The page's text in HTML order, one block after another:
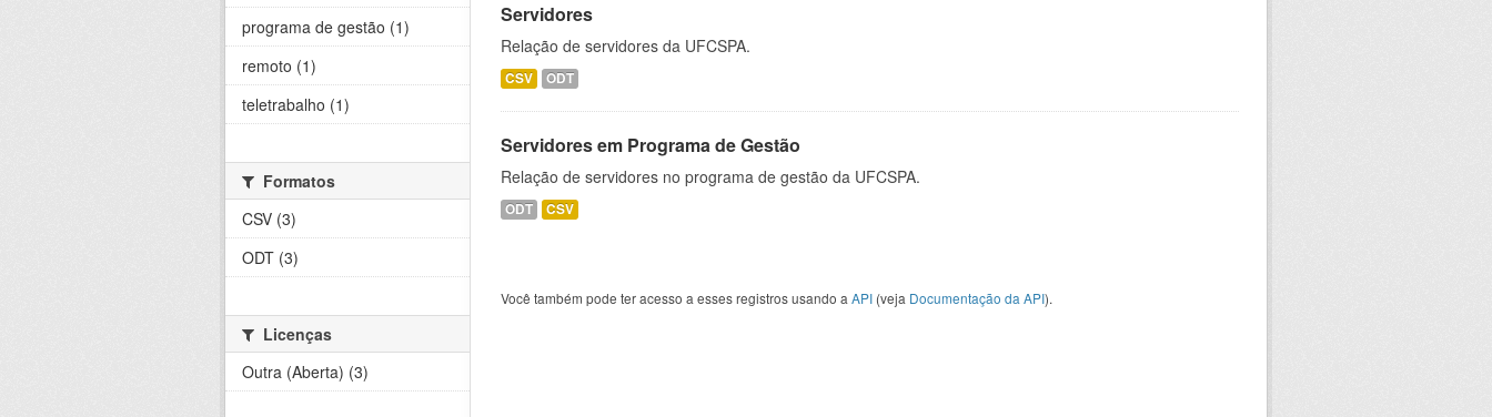
Servidores
Relação de servidores da UFCSPA.
CSV ODT
Servidores em Programa de Gestão
Relação de servidores no programa de gestão da UFCSPA.
ODT CSV
Você também pode ter acesso a esses registros usando a API (veja Documentação da API).
programa de gestão (1)
remoto (1)
teletrabalho (1)
Formatos
CSV (3)
ODT (3)
Licenças
Outra (Aberta) (3)